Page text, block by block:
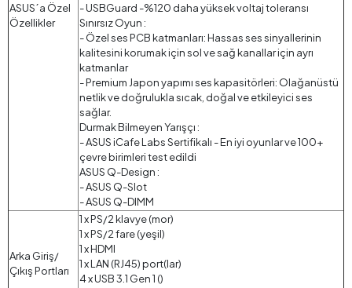
ASUS´a Özel
Özellikler
- USBGuard -%120 daha yüksek voltaj toleransı
Sınırsız Oyun :
- Özel ses PCB katmanları: Hassas ses sinyallerinin
kalitesini korumak için sol ve sağ kanallar için ayrı
katmanlar
- Premium Japon yapımı ses kapasitörleri: Olağanüstü
netlik ve doğrulukla sıcak, doğal ve etkileyici ses
sağlar.
Durmak Bilmeyen Yarışçı :
- ASUS iCafe Labs Sertifikalı - En iyi oyunlar ve 100+
çevre birimleri test edildi
ASUS Q-Design :
- ASUS Q-Slot
- ASUS Q-DIMM
Arka Giriş/
Çıkış Portları
1 x PS/2 klavye (mor)
1 x PS/2 fare (yeşil)
1 x HDMI
1 x LAN (RJ45) port(lar)
4 x USB 3.1 Gen 1 ()